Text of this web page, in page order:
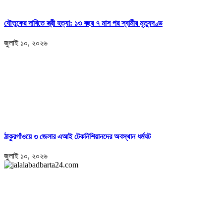
যৌতুকের দাবিতে স্ত্রী হত্যা: ১৩ বছর ৭ মাস পর স্বামীর মৃত্যুদণ্ড
জুলাই ১০, ২০২৬
ঠাকুরগাঁওয়ে ৩ জেলার এআই টেকনিশিয়ানদের অবস্থান ধর্মঘট
জুলাই ১০, ২০২৬